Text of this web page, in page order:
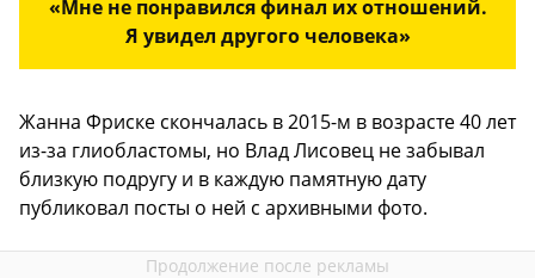
«Мне не понравился финал их отношений.
Я увидел другого человека»
Жанна Фриске скончалась в 2015-м в возрасте 40 лет
из-за глиобластомы, но Влад Лисовец не забывал
близкую подругу и в каждую памятную дату
публиковал посты о ней с архивными фото.